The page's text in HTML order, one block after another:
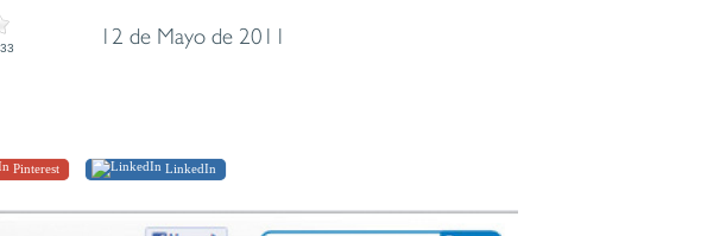
12 de Mayo de 2011
Pinterest LinkedIn